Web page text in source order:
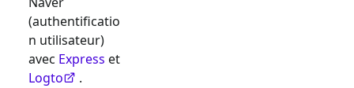
(authentificatio
n utilisateur)
avec Express et
Logto
.